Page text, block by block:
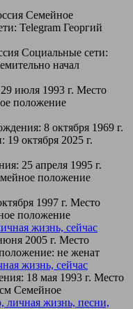
Семейное
Telegram Георгий
Социальные сети:
начал
июля 1993 г. Место
положение
8 октября 1969 г.
октября 2025 г.
25 апреля 1995 г.
положение
1997 г. Место
положение
жизнь, сейчас
2005 г. Место
не женат
жизнь, сейчас
18 мая 1993 г. Место
Семейное
личная жизнь, песни,